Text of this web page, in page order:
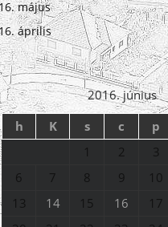
május
április
2016. június
h
K s c p
1
2 3
6
7 8 9 10
13
14 15 16 17